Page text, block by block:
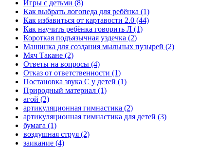
Игры с детьми (8)
Как выбрать логопеда для ребёнка (1)
Как избавиться от картавости 2.0 (44)
Как научить ребёнка говорить Л (1)
Короткая подъязычная уздечка (2)
Машинка для создания мыльных пузырей (2)
Мяч Такане (2)
Ответы на вопросы (4)
Отказ от ответственности (1)
Постановка звука С у детей (1)
Природный материал (1)
агой (2)
артикуляционная гимнастика (2)
артикуляционная гимнастика для детей (3)
бумага (1)
воздушная струя (2)
заикание (4)